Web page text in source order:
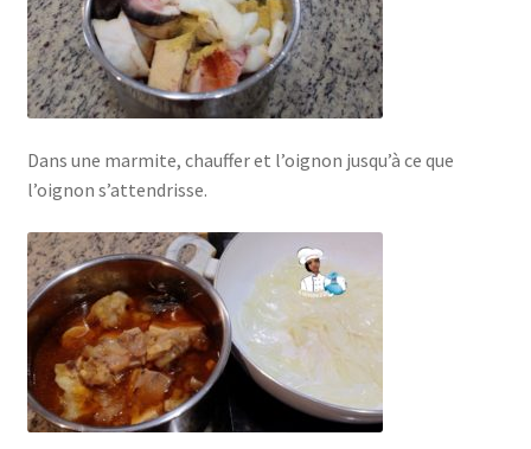
Dans une marmite, chauffer et l’oignon jusqu’à ce que
l’oignon s’attendrisse.